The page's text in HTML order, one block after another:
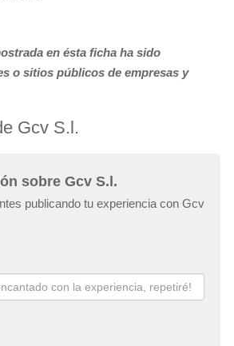
en ésta ficha ha sido
o sitios públicos de empresas y
Gcv S.l.
sobre Gcv S.l.
publicando tu experiencia con Gcv